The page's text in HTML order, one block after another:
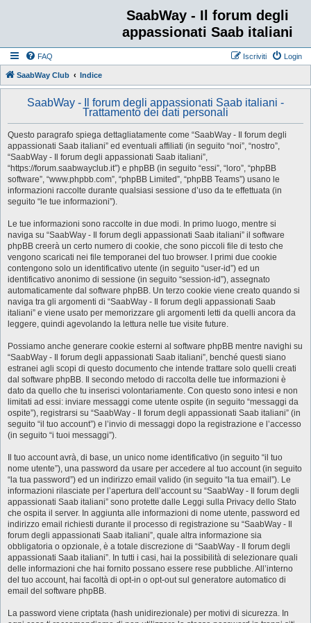
SaabWay - Il forum degli
appassionati Saab italiani
FAQ Login
Iscriviti
SaabWay Club Indice
SaabWay - Il forum degli appassionati Saab italiani -
Trattamento dei dati personali
Questo paragrafo spiega dettagliatamente come “SaabWay - Il forum degli
appassionati Saab italiani” ed eventuali affiliati (in seguito “noi”, “nostro”,
“SaabWay - Il forum degli appassionati Saab italiani”,
“https://forum.saabwayclub.it”) e phpBB (in seguito “essi”, “loro”, “phpBB
software”, “www.phpbb.com”, “phpBB Limited”, “phpBB Teams”) usano le
informazioni raccolte durante qualsiasi sessione d’uso da te effettuata (in
seguito “le tue informazioni”).
Le tue informazioni sono raccolte in due modi. In primo luogo, mentre si
naviga su “SaabWay - Il forum degli appassionati Saab italiani” il software
phpBB creerà un certo numero di cookie, che sono piccoli file di testo che
vengono scaricati nei file temporanei del tuo browser. I primi due cookie
contengono solo un identificativo utente (in seguito “user-id”) ed un
identificativo anonimo di sessione (in seguito “session-id”), assegnato
automaticamente dal software phpBB. Un terzo cookie viene creato quando si
naviga tra gli argomenti di “SaabWay - Il forum degli appassionati Saab
italiani” e viene usato per memorizzare gli argomenti letti da quelli ancora da
leggere, quindi agevolando la lettura nelle tue visite future.
Possiamo anche generare cookie esterni al software phpBB mentre navighi su
“SaabWay - Il forum degli appassionati Saab italiani”, benché questi siano
estranei agli scopi di questo documento che intende trattare solo quelli creati
dal software phpBB. Il secondo metodo di raccolta delle tue informazioni è
dato da quello che tu inserisci volontariamente. Con questo sono intesi e non
limitati ad essi: inviare messaggi come utente ospite (in seguito “messaggi da
ospite”), registrarsi su “SaabWay - Il forum degli appassionati Saab italiani” (in
seguito “il tuo account”) e l’invio di messaggi dopo la registrazione e l’accesso
(in seguito “i tuoi messaggi”).
Il tuo account avrà, di base, un unico nome identificativo (in seguito “il tuo
nome utente”), una password da usare per accedere al tuo account (in seguito
“la tua password”) ed un indirizzo email valido (in seguito “la tua email”). Le
informazioni rilasciate per l’apertura dell’account su “SaabWay - Il forum degli
appassionati Saab italiani” sono protette dalle Leggi sulla Privacy dello Stato
che ospita il server. In aggiunta alle informazioni di nome utente, password ed
indirizzo email richiesti durante il processo di registrazione su “SaabWay - Il
forum degli appassionati Saab italiani”, quale altra informazione sia
obbligatoria o opzionale, è a totale discrezione di “SaabWay - Il forum degli
appassionati Saab italiani”. In tutti i casi, hai la possibilità di selezionare quali
delle informazioni che hai fornito possano essere rese pubbliche. All’interno
del tuo account, hai facoltà di opt-in o opt-out sul generatore automatico di
email del software phpBB.
La password viene criptata (hash unidirezionale) per motivi di sicurezza. In